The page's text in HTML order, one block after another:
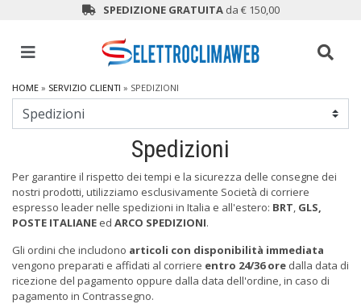
SPEDIZIONE GRATUITAda € 150,00
HOME » SERVIZIO CLIENTI » SPEDIZIONI
Spedizioni
Per garantire il rispetto dei tempi e la sicurezza delle consegne dei
nostri prodotti, utilizziamo esclusivamente Società di corriere
espresso leader nelle spedizioni in Italia e all'estero: BRT, GLS,
POSTE ITALIANE ed ARCO SPEDIZIONI.
Gli ordini che includono articoli con disponibilità immediata
vengono preparati e affidati al corriere entro 24/36 ore dalla data di
ricezione del pagamento oppure dalla data dell'ordine, in caso di
pagamento in Contrassegno.